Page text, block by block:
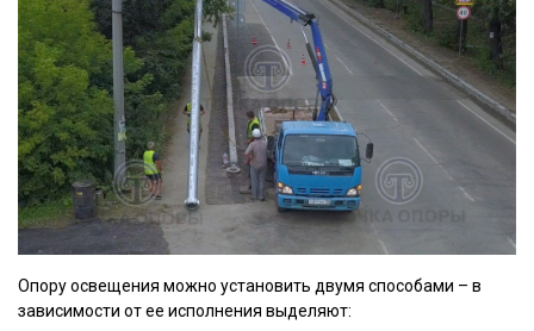
Опору освещения можно установить двумя способами – в
зависимости от ее исполнения выделяют: